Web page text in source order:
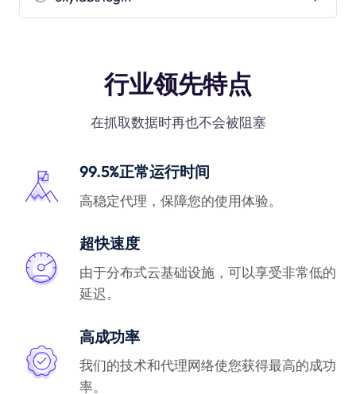
行业领先特点
在抓取数据时再也不会被阻塞
99.5%正常运行时间
高稳定代理，保障您的使用体验。
超快速度
由于分布式云基础设施，可以享受非常低的
延迟。
高成功率
我们的技术和代理网络使您获得最高的成功
率。